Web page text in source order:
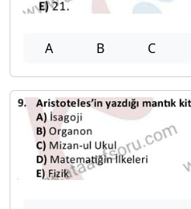
A B C